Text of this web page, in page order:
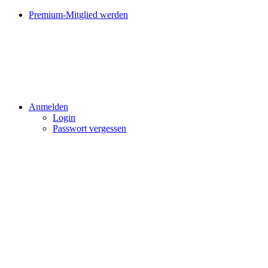
Premium-Mitglied werden
Anmelden
Login
Passwort vergessen